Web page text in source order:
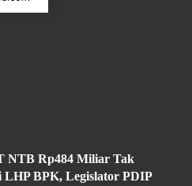
NTB Rp484 Miliar Tak
LHP BPK, Legislator PDIP